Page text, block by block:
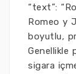
“text”:
Romeo y
boyutlu,
Genellikle
sigara